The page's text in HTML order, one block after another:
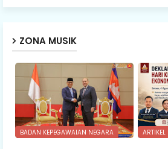
ZONA MUSIK
BADAN KEPEGAWAIAN NEGARA ARTIKEL